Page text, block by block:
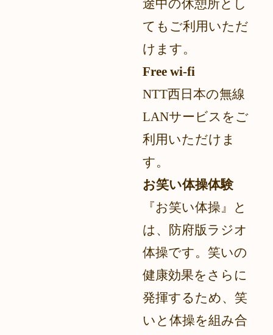
途中の休憩所とし
てもご利用いただ
けます。
Free wi-fi
NTT西日本の無線
LANサービスをご
利用いただけま
す。
お笑い体操体験
『お笑い体操』と
は、防府版ラジオ
体操です。笑いの
健康効果をさらに
発揮するため、笑
いと体操を組み合